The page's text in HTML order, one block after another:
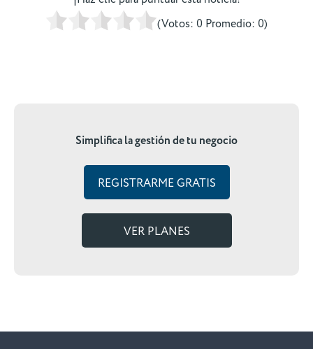
(Votos: 0 Promedio: 0)
Simplifica la gestión de tu negocio
REGISTRARME GRATIS
VER PLANES